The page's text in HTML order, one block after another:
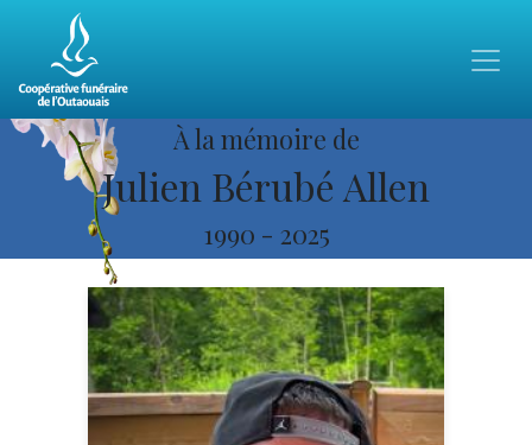
À la mémoire de
Julien Bérubé Allen
1990 - 2025